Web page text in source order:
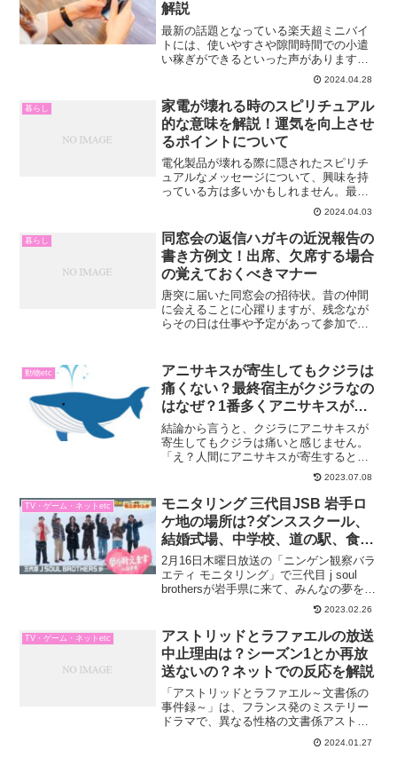
解説
最新の話題となっている楽天超ミニバイ
トには、使いやすさや隙間時間での小遣
い稼ぎができるといった声があります。
このような声からも、楽天超ミニバイト
を上手に利用すれば時間を有効活用でき
るという利点が見えてきますね。さら
に、この記事では以下の内容...
2024.04.28
暮らし
家電が壊れる時のスピリチュアル
的な意味を解説！運気を向上させ
るポイントについて
電化製品が壊れる際に隠されたスピリチ
ュアルなメッセージについて、興味を持
っている方は多いかもしれません。最近
では、電化製品の性能が向上し、便利さ
も格段に増しています。しかし、価格も
高く、長く使いたいと思っても、なぜか
何度も壊れてしまうことが...
2024.04.03
暮らし
同窓会の返信ハガキの近況報告の
書き方例文！出席、欠席する場合
の覚えておくべきマナー
唐突に届いた同窓会の招待状。昔の仲間
に会えることに心躍りますが、残念なが
らその日は仕事や予定があって参加でき
う。「出席します」や「不参加でお願い
します」だけでは、何とな...
動物etc
アニサキスが寄生してもクジラは
痛くない？最終宿主がクジラなの
はなぜ？1番多くアニサキスがい
る魚は？
結論から言うと、クジラにアニサキスが
寄生してもクジラは痛いと感じません。
「え？人間にアニサキスが寄生すると激
痛なのに・・・」と不思議に思いますよ
ね。今回は、以上のことも掘り下げつつ
アニサキスについて３つのことをまとめ
てみました。・クジラにア...
2023.07.08
TV・ゲーム・ネットetc
モニタリング 三代目JSB 岩手ロ
ケ地の場所は?ダンススクール、
結婚式場、中学校、道の駅、食
堂、圧接工場どこ?
2月16日木曜日放送の「ニンゲン観察バラ
エティ モニタリング」で三代目 j soul
brothersが岩手県に来て、みんなの夢を叶
えるという企画ありました。気になるの
はどこでロケしたのか？ 岩ちゃんがカボ
チャに扮してカボチャ王子とボケた道...
2023.02.26
TV・ゲーム・ネットetc
アストリッドとラファエルの放送
中止理由は？シーズン1とか再放
送ないの？ネットでの反応を解説
「アストリッドとラファエル～文書係の
事件録～」は、フランス発のミステリー
ドラマで、異なる性格の文書係アストリ
ッドと警視ラファエルが協力し、さまざ
まな難事件を解決していくストーリーで
2024.01.27